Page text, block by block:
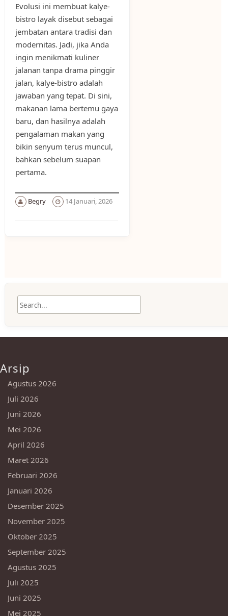
Evolusi ini membuat kalye-
bistro layak disebut sebagai
jembatan antara tradisi dan
modernitas. Jadi, jika Anda
ingin menikmati kuliner
jalanan tanpa drama pinggir
jalan, kalye-bistro adalah
jawaban yang tepat. Di sini,
makanan lama bertemu gaya
baru, dan hasilnya adalah
pengalaman makan yang
bikin senyum terus muncul,
bahkan sebelum suapan
pertama.
Begry 14 Januari, 2026
Arsip
Agustus 2026
Juli 2026
Juni 2026
Mei 2026
April 2026
Maret 2026
Februari 2026
Januari 2026
Desember 2025
November 2025
Oktober 2025
September 2025
Agustus 2025
Juli 2025
Juni 2025
Mei 2025